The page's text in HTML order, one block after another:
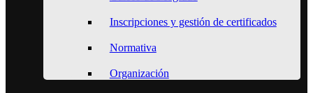
Inscripciones y gestión de certificados
Normativa
Organización